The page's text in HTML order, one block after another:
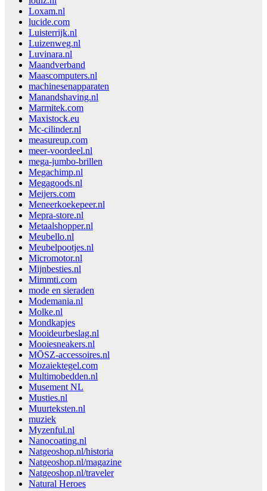
Loxam.nl
lucide.com
Luisterrijk.nl
Luizenweg.nl
Luvinara.nl
Maandverband
Maascomputers.nl
machinesenapparaten
Manandshaving.nl
Marmitek.com
Maxistock.eu
Mc-cilinder.nl
measureup.com
meer-voordeel.nl
mega-jumbo-brillen
Megachimp.nl
Megagoods.nl
Meijers.com
Meneerkoekepeer.nl
Mepra-store.nl
Metaalshopper.nl
Meubello.nl
Meubelpootjes.nl
Micromotor.nl
Mijnbesties.nl
Mimmti.com
mode en sieraden
Modemania.nl
Molke.nl
Mondkapjes
Mooideurbeslag.nl
Mooiesneakers.nl
MŌSZ-accessoires.nl
Mozaiektegel.com
Multimobedden.nl
Musement NL
Musties.nl
Muurteksten.nl
muziek
Myzenful.nl
Nanocoating.nl
Natgeoshop.nl/historia
Natgeoshop.nl/magazine
Natgeoshop.nl/traveler
Natural Heroes